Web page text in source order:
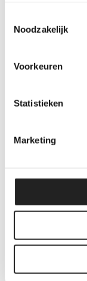
Noodzakelijk
Voorkeuren
Statistieken
Marketing
afgewerkt,
★ ★
Vanaf het
is precies
Vanaf het
Duidelijke
is precies